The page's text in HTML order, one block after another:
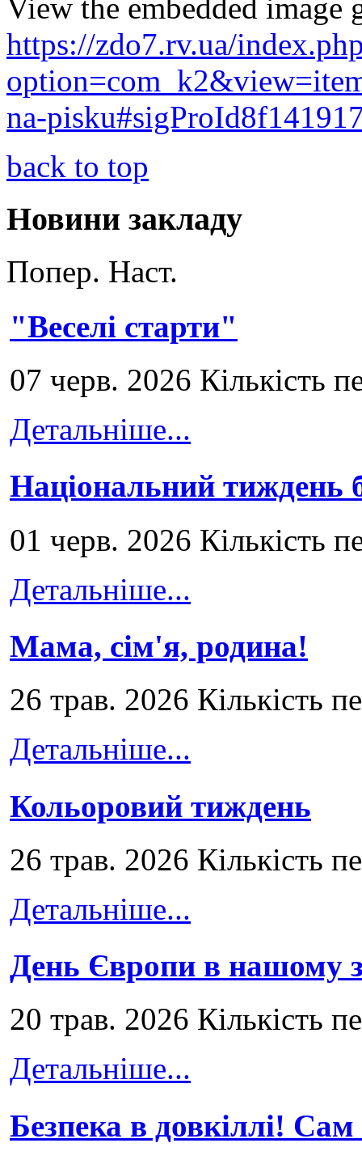
View the embedded image
https://zdo7.rv.ua/
na-
back to top
Новини закладу
Попер. Наст.
"Веселі старти"
07 черв. 2026 Кількість
Детальніше...
Національний тиждень
01 черв. 2026 Кількість
Детальніше...
Мама, сім'я, родина!
26 трав. 2026 Кількість
Детальніше...
Кольоровий тиждень
26 трав. 2026 Кількість
Детальніше...
День Європи в нашому
20 трав. 2026 Кількість
Детальніше...
Безпека в довкіллі!